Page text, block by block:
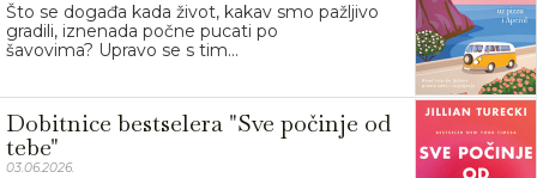
Što se događa kada život, kakav smo pažljivo
gradili, iznenada počne pucati po
šavovima? Upravo se s tim...
Dobitnice bestselera "Sve počinje od
tebe"
03.06.2026.